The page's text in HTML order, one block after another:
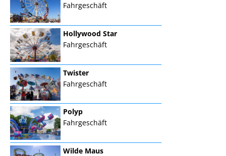
Fahrgeschäft
Hollywood Star
Fahrgeschäft
Twister
Fahrgeschäft
Polyp
Fahrgeschäft
Wilde Maus